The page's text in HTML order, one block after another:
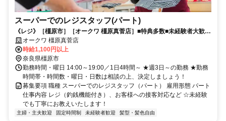
スーパーでのレジスタッフ(パート)
《レジ》［橿原市］［オークワ 橿原真菅店］■特典多数■未経験者大歓迎
■年齢幅広く歓迎■
オークワ 橿原真菅店
時給1,100円以上
奈良県橿原市
勤務時間・曜日 14:00～19:00／1日4時間～ ★週3日～の勤務 ★勤務
時間帯・時間数・曜日・日数は相談の上、決定しましょう！
募集要項 職種 スーパーでのレジスタッフ（パート） 雇用形態 パート
仕事内容 レジ（釣銭機能付き）、お客様への接客対応など ☆未経験
でも丁寧にお教えいたします！
主婦・主夫歓迎 固定時間制 未経験者歓迎 髪型・髪色自由